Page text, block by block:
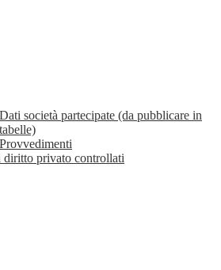
Dati società partecipate (da pubblicare in
tabelle)
Provvedimenti
diritto privato controllati